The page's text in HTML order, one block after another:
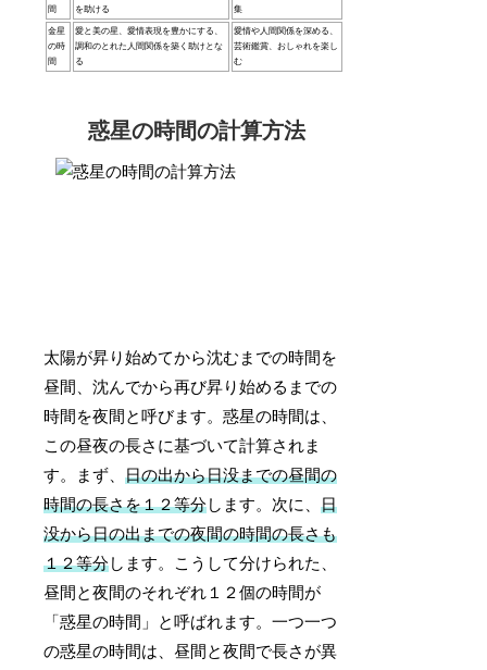
間
を助ける
集
金星
の時
間
愛と美の星、愛情表現を豊かにする、
調和のとれた人間関係を築く助けとな
る
愛情や人間関係を深める、
芸術鑑賞、おしゃれを楽し
む
惑星の時間の計算方法
太陽が昇り始めてから沈むまでの時間を
昼間、沈んでから再び昇り始めるまでの
時間を夜間と呼びます。惑星の時間は、
この昼夜の長さに基づいて計算されま
す。まず、日の出から日没までの昼間の
時間の長さを１２等分します。次に、日
没から日の出までの夜間の時間の長さも
１２等分します。こうして分けられた、
昼間と夜間のそれぞれ１２個の時間が
「惑星の時間」と呼ばれます。一つ一つ
の惑星の時間は、昼間と夜間で長さが異